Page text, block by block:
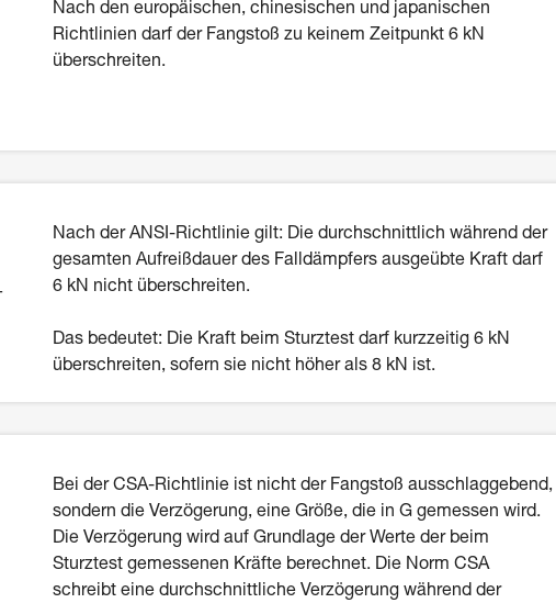
Nach den europäischen, chinesischen und japanischen
Richtlinien darf der Fangstoß zu keinem Zeitpunkt 6 kN
überschreiten.
Nach der ANSI-Richtlinie gilt: Die durchschnittlich während der
gesamten Aufreißdauer des Falldämpfers ausgeübte Kraft darf
6 kN nicht überschreiten.
Das bedeutet: Die Kraft beim Sturztest darf kurzzeitig 6 kN
überschreiten, sofern sie nicht höher als 8 kN ist.
Bei der CSA-Richtlinie ist nicht der Fangstoß ausschlaggebend,
sondern die Verzögerung, eine Größe, die in G gemessen wird.
Die Verzögerung wird auf Grundlage der Werte der beim
Sturztest gemessenen Kräfte berechnet. Die Norm CSA
schreibt eine durchschnittliche Verzögerung während der